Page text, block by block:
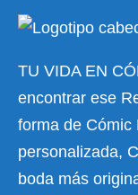
TU VIDA EN
encontrar ese
forma de Cómic
personalizada,
boda más